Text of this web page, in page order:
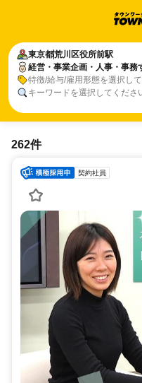
東京都荒川区役所前駅
経営・事業企画・人事・事務
特徴/給与/雇用形態を選択し
キーワードを選択してくださ
262件
契約社員